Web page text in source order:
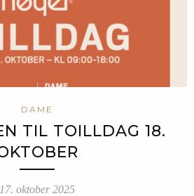
DAME
TIL TOILLDAG 18.
17. oktober 2025